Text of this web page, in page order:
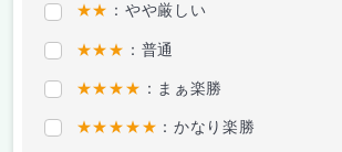
★★ ：やや厳しい
★★★ ：普通
★★★★ ：まぁ楽勝
★★★★★ ：かなり楽勝